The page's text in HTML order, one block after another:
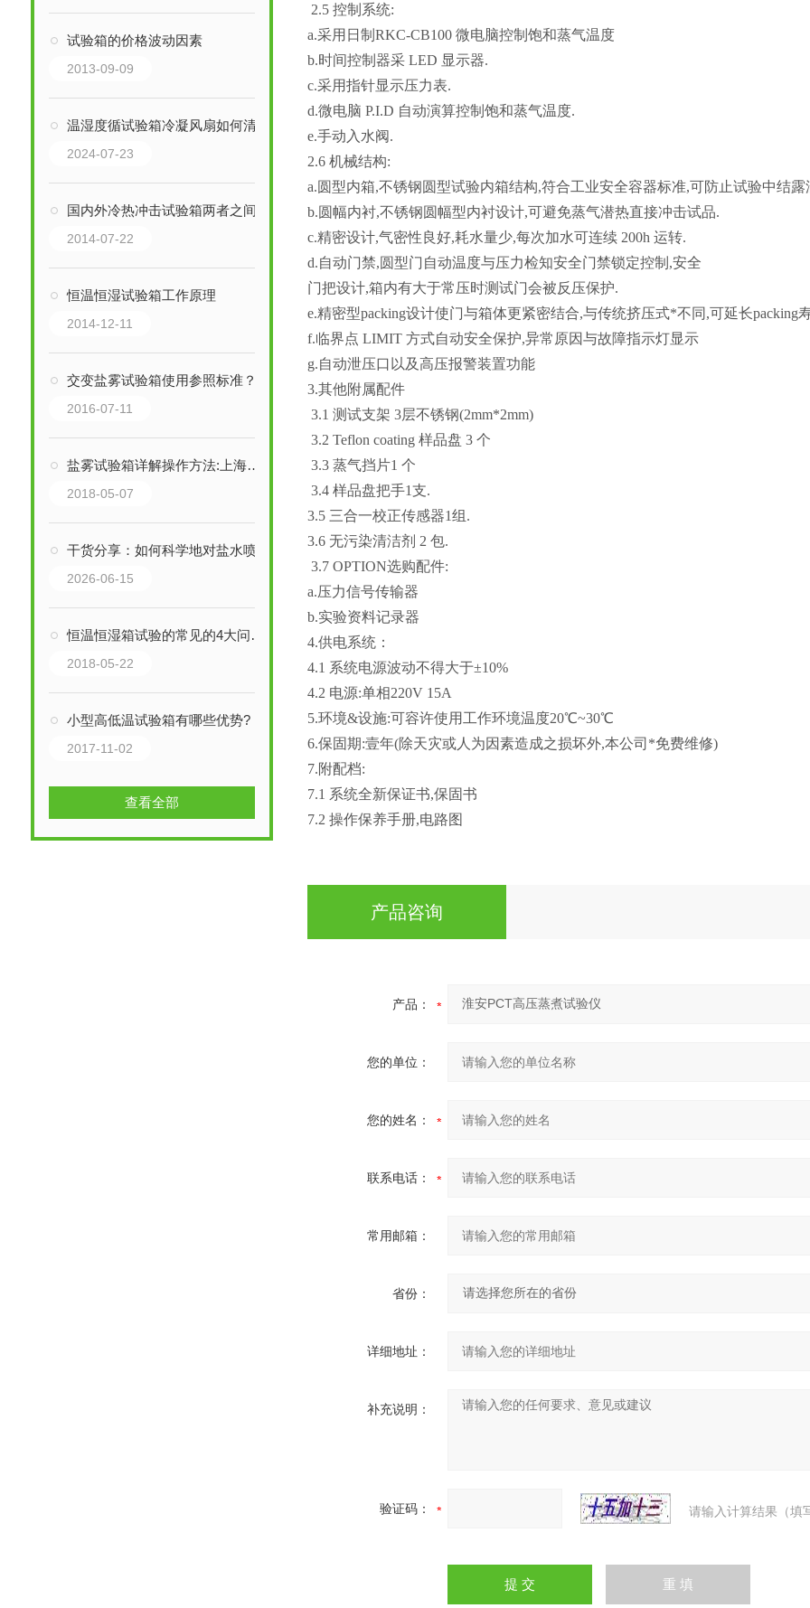
试验箱的价格波动因素
2013-09-09
温湿度循试验箱冷凝风扇如何清洁
2024-07-23
国内外冷热冲击试验箱两者之间的差距-上海巨怡
2014-07-22
恒温恒湿试验箱工作原理
2014-12-11
交变盐雾试验箱使用参照标准？巨怡环境设备
2016-07-11
盐雾试验箱详解操作方法:上海巨怡环境试验设备有限公司
2018-05-07
干货分享：如何科学地对盐水喷雾试验机进行定期维护保养
2026-06-15
恒温恒湿箱试验的常见的4大问题及处理方法：
2018-05-22
小型高低温试验箱有哪些优势?
2017-11-02
查看全部
2.5控制系统:
a.采用日制RKC-CB100 微电脑控制饱和蒸气温度
b.时间控制器采 LED 显示器.
c.采用指针显示压力表.
d.微电脑 P.I.D 自动演算控制饱和蒸气温度.
e.手动入水阀.
2.6机械结构:
a.圆型内箱,不锈钢圆型试验内箱结构,符合工业安全容器标准,可防止试验中结露
b.圆幅内衬,不锈钢圆幅型内衬设计,可避免蒸气潜热直接冲击试品.
c.精密设计,气密性良好,耗水量少,每次加水可连续 200h 运转.
d.自动门禁,圆型门自动温度与压力检知安全门禁锁定控制,安全
门把设计,箱内有大于常压时测试门会被反压保护.
e.精密型packing设计使门与箱体更紧密结合,与传统挤压式*不同,可延长packing
f.临界点 LIMIT 方式自动安全保护,异常原因与故障指示灯显示
g.自动泄压口以及高压报警装置功能
3.其他附属配件
3.1 测试支架 3层不锈钢(2mm*2mm)
3.2 Teflon coating 样品盘 3 个
3.3 蒸气挡片1 个
3.4 样品盘把手1支.
3.5 三合一校正传感器1组.
3.6 无污染清洁剂 2 包.
3.7 OPTION选购配件:
a.压力信号传输器
b.实验资料记录器
4.供电系统：
4.1 系统电源波动不得大于±10%
4.2 电源:单相220V 15A
5.环境&设施:可容许使用工作环境温度20℃~30℃
6.保固期:壹年(除天灾或人为因素造成之损坏外,本公司*免费维修)
7.附配档:
7.1 系统全新保证书,保固书
7.2 操作保养手册,电路图
产品咨询
产品：
您的单位：
您的姓名：
联系电话：
常用邮箱：
省份：
详细地址：
补充说明：
验证码： 请输入计算结果（填